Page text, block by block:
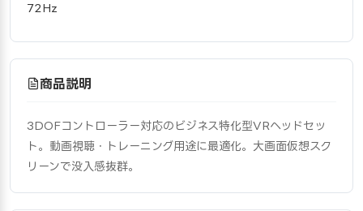
72Hz
商品説明
3DOFコントローラー対応のビジネス特化型VRヘッドセッ
ト。動画視聴・トレーニング用途に最適化。大画面仮想スク
リーンで没入感抜群。